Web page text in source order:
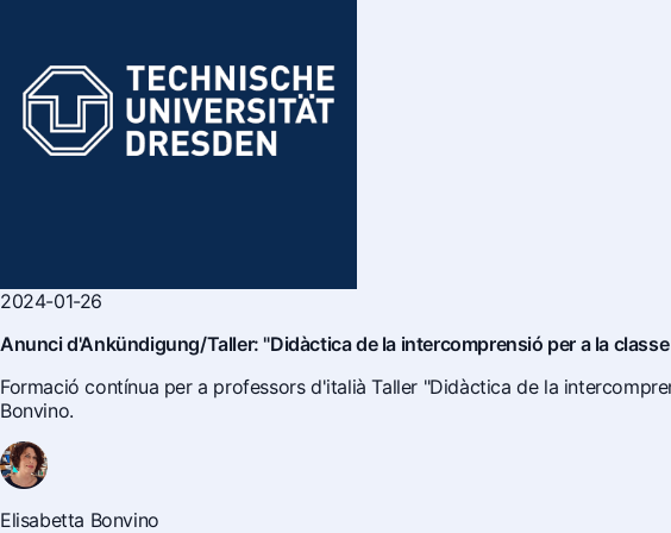
2024-01-26
Anunci d'Ankündigung/Taller: "Didàctica de la intercomprensió per a la classe
Formació contínua per a professors d'italià Taller "Didàctica de la
Bonvino.
Elisabetta Bonvino